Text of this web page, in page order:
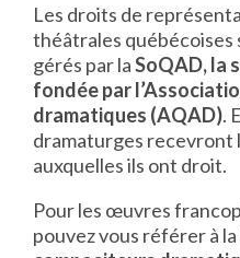
Les droits de
théâtrales
gérés par laSoQAD, la
fondée par
dramatiques (AQAD).
dramaturges recevront
auxquelles ils ont droit.
Pour les œuvres
pouvez vous référer à la